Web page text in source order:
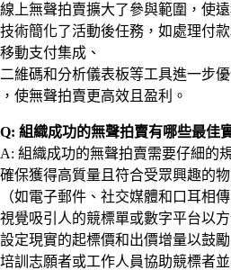
線上無聲拍賣擴大了參與範圍，使
技術簡化了活動後任務，如處理付
移動支付集成、
二維碼和分析儀表板等工具進一步
，使無聲拍賣更高效且盈利。
Q: 組織成功的無聲拍賣有哪些最佳
A: 組織成功的無聲拍賣需要仔細的
確保獲得高質量且符合受眾興趣的
（如電子郵件、社交媒體和口耳相
視覺吸引人的競標單或數字平台以方
設定現實的起標價和出價增量以鼓勵
培訓志願者或工作人員協助競標者